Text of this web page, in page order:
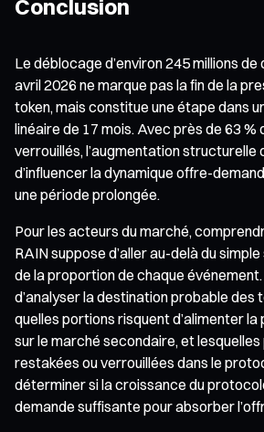
Conclusion
Le déblocage d’environ 245 millions de
avril 2026 ne marque pas la fin de la
token, mais constitue une étape dans
linéaire de 17 mois. Avec près de 63 %
verrouillés, l’augmentation structurelle
d’influencer la dynamique offre-
une période prolongée.
Pour les acteurs du marché,
RAIN suppose d’aller au-delà du
de la proportion de chaque
d’analyser la destination probable
quelles portions risquent d’alimenter la
sur le marché secondaire, et
restakées ou verrouillées dans le
déterminer si la croissance du
demande suffisante pour absorber